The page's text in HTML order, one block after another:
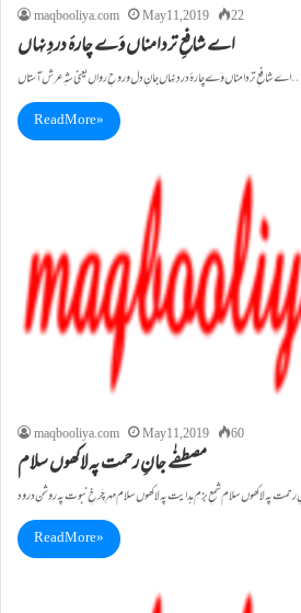
maqbooliya.com
May 11, 2019 22
اے شافعِ تردامناں وَے چارۂ دردِ نہاں
و روحِ رواں یعنی شہِ عرش آستاں …
Read More »
maqbooliya.com
May 11, 2019 60
مصطفٰے جانِ رحمت پہ لاکھوں سلام
Read More »